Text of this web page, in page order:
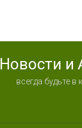
Новости и
всегда будьте